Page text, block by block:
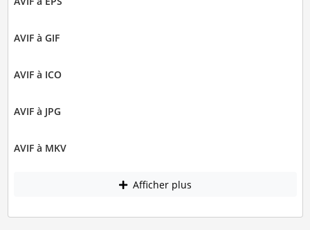
AVIF à GIF
AVIF à ICO
AVIF à JPG
AVIF à MKV
Afficher plus